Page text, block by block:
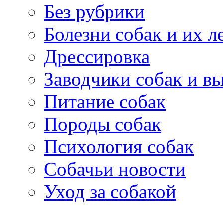
Без рубрики
Болезни собак и их
Дрессировка
Заводчики собак и
Питание собак
Породы собак
Психология собак
Собачьи новости
Уход за собакой